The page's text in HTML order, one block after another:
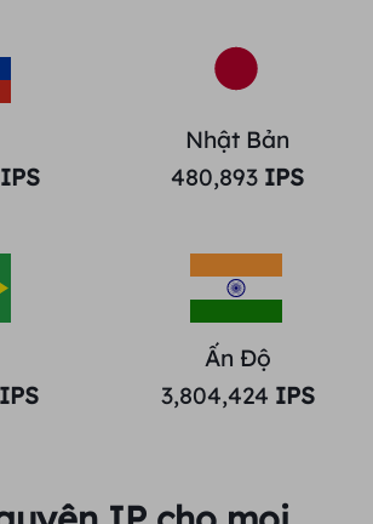
IPS
Nhật Bản
480,893 IPS
IPS
Ấn Độ
3,804,424 IPS